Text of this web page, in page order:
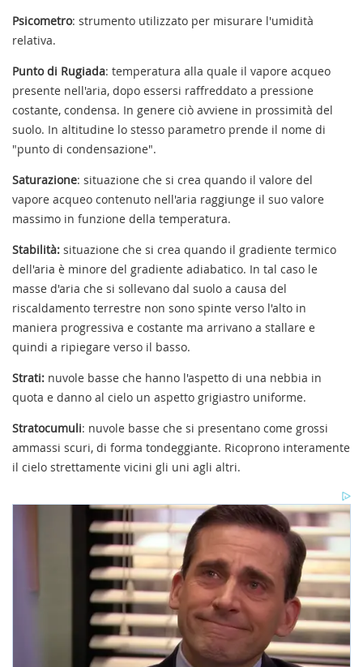
Psicometro: strumento utilizzato per misurare l'umidità
relativa.
Punto di Rugiada: temperatura alla quale il vapore acqueo
presente nell'aria, dopo essersi raffreddato a pressione
costante, condensa. In genere ciò avviene in prossimità del
suolo. In altitudine lo stesso parametro prende il nome di
"punto di condensazione".
Saturazione: situazione che si crea quando il valore del
vapore acqueo contenuto nell'aria raggiunge il suo valore
massimo in funzione della temperatura.
Stabilità: situazione che si crea quando il gradiente termico
dell'aria è minore del gradiente adiabatico. In tal caso le
masse d'aria che si sollevano dal suolo a causa del
riscaldamento terrestre non sono spinte verso l'alto in
maniera progressiva e costante ma arrivano a stallare e
quindi a ripiegare verso il basso.
Strati: nuvole basse che hanno l'aspetto di una nebbia in
quota e danno al cielo un aspetto grigiastro uniforme.
Stratocumuli: nuvole basse che si presentano come grossi
ammassi scuri, di forma tondeggiante. Ricoprono interamente
il cielo strettamente vicini gli uni agli altri.